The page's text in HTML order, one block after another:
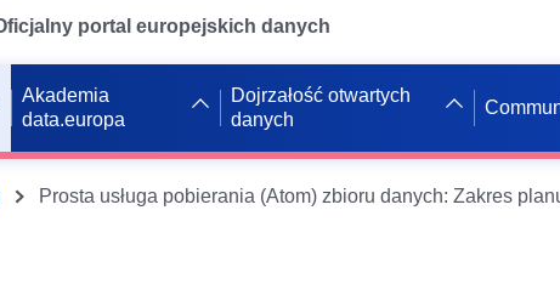
portal europejskich danych
Akademia
data.europa
Dojrzałość otwartych
danych